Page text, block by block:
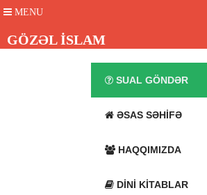
MENU
GÖZƏL İSLAM
SUAL GÖNDƏR
ƏSAS SƏHIFƏ
HAQQIMIZDA
DINI KITABLAR